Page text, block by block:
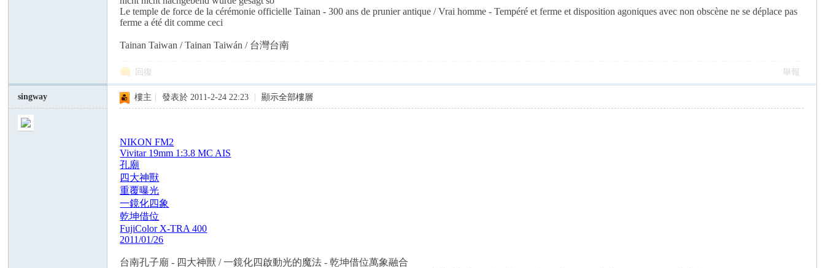
Le temple de force de la cérémonie officielle Tainan - 300 ans de prunier antique / Vrai homme - Tempéré et ferme et disposition agoniques avec non obscène ne se déplace pas
ferme a été dit comme ceci
Tainan Taiwan / Tainan Taiwán / 台灣台南
回復 舉報
singway 樓主 發表於 2011-2-24 22:23 顯示全部樓層
NIKON FM2
Vivitar 19mm 1:3.8 MC AIS
孔廟
四大神獸
重覆曝光
一鏡化四象
乾坤借位
FujiColor X-TRA 400
2011/01/26
台南孔子廟 - 四大神獸 / 一鏡化四啟動光的魔法 - 乾坤借位萬象融合